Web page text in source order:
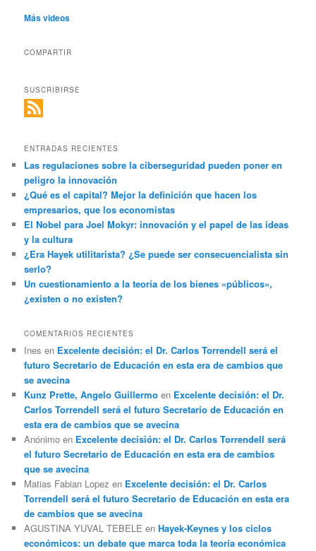
Más videos
COMPARTIR
SUSCRIBIRSE
ENTRADAS RECIENTES
Las regulaciones sobre la ciberseguridad pueden poner en
peligro la innovación
¿Qué es el capital? Mejor la definición que hacen los
empresarios, que los economistas
El Nobel para Joel Mokyr: innovación y el papel de las ideas
y la cultura
¿Era Hayek utilitarista? ¿Se puede ser consecuencialista sin
serlo?
Un cuestionamiento a la teoría de los bienes «públicos»,
¿existen o no existen?
COMENTARIOS RECIENTES
Ines en Excelente decisión: el Dr. Carlos Torrendell será el
futuro Secretario de Educación en esta era de cambios que
se avecina
Kunz Prette, Angelo Guillermo en Excelente decisión: el Dr.
Carlos Torrendell será el futuro Secretario de Educación en
esta era de cambios que se avecina
Anónimo en Excelente decisión: el Dr. Carlos Torrendell será
el futuro Secretario de Educación en esta era de cambios
que se avecina
Matias Fabian Lopez en Excelente decisión: el Dr. Carlos
Torrendell será el futuro Secretario de Educación en esta era
de cambios que se avecina
AGUSTINA YUVAL TEBELE enHayek-Keynes y los ciclos
económicos: un debate que marca toda la teoría económica